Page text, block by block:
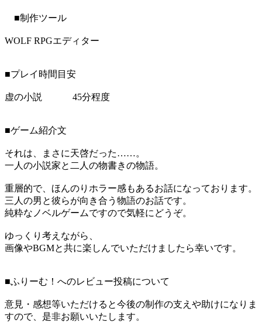
■制作ツール
WOLF RPGエディター
■プレイ時間目安
虚の小説 45分程度
■ゲーム紹介文
それは、まさに天啓だった……。
一人の小説家と二人の物書きの物語。
重層的で、ほんのりホラー感もあるお話になっております。
三人の男と彼らが向き合う物語のお話です。
純粋なノベルゲームですので気軽にどうぞ。
ゆっくり考えながら、
画像やBGMと共に楽しんでいただけましたら幸いです。
■ふりーむ！へのレビュー投稿について
意見・感想等いただけると今後の制作の支えや助けになりま
すので、是非お願いいたします。